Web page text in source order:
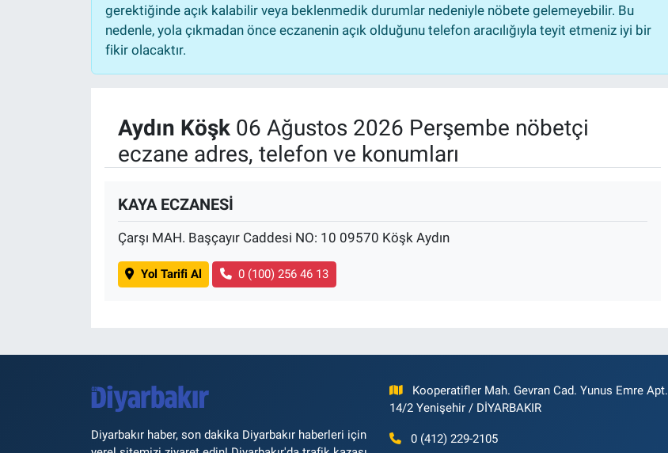
gerektiğinde açık kalabilir veya beklenmedik durumlar nedeniyle nöbete gelemeyebilir. Bu
nedenle, yola çıkmadan önce eczanenin açık olduğunu telefon aracılığıyla teyit etmeniz iyi bir
fikir olacaktır.
Aydın Köşk06 Ağustos 2026 Perşembe nöbetçi
eczane adres, telefon ve konumları
KAYA ECZANESİ
Çarşı MAH. Başçayır Caddesi NO: 10 09570 Köşk Aydın
Yol Tarifi Al 0 (100) 256 46 13
Diyarbakır haber, son dakika Diyarbakır haberleri için
Kooperatifler Mah. Gevran Cad. Yunus Emre Apt.
14/2 Yenişehir / DİYARBAKIR
0 (412) 229-2105